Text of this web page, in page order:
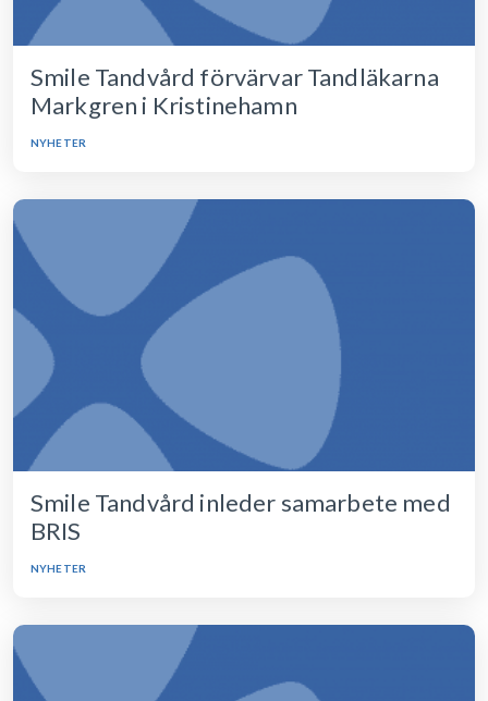
Smile Tandvård förvärvar Tandläkarna
Markgren i Kristinehamn
NYHETER
Smile Tandvård inleder samarbete med
BRIS
NYHETER